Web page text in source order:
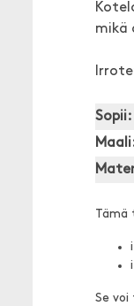
mikä
Sopii:
Tämä
Se